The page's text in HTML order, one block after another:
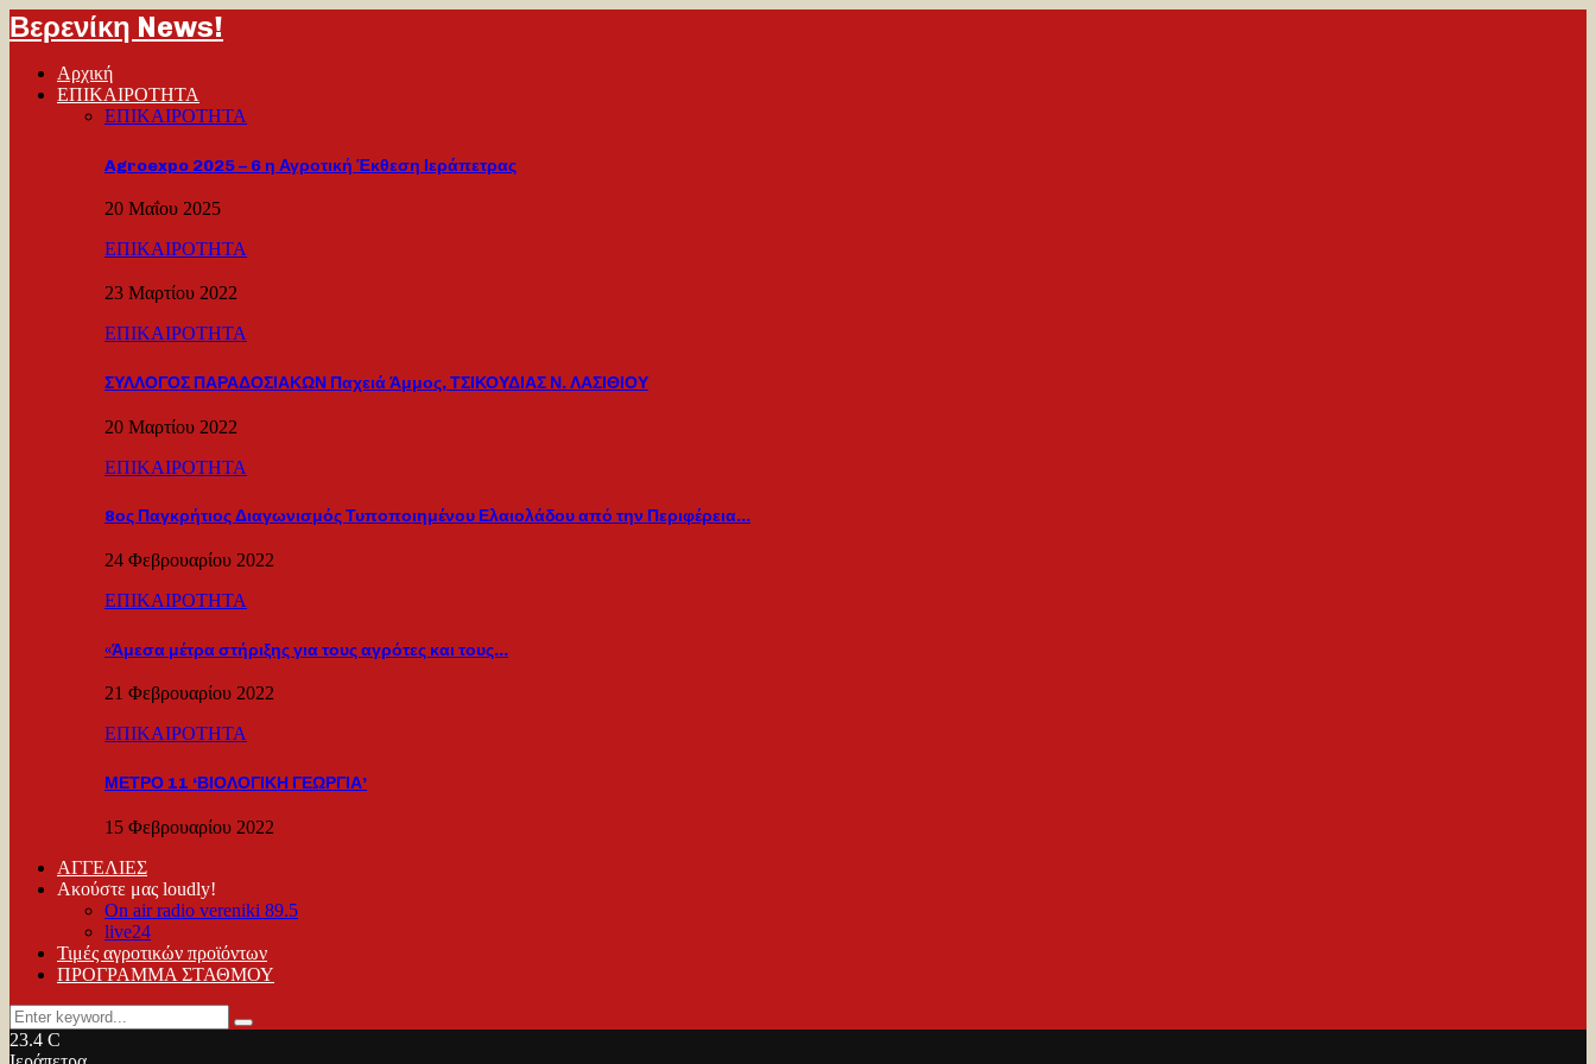
Βερενίκη News!
Αρχική
ΕΠΙΚΑΙΡΟΤΗΤΑ
ΕΠΙΚΑΙΡΟΤΗΤΑ
Agroexpo 2025 – 6 η Αγροτική Έκθεση Ιεράπετρας
20 Μαΐου 2025
ΕΠΙΚΑΙΡΟΤΗΤΑ
23 Μαρτίου 2022
ΕΠΙΚΑΙΡΟΤΗΤΑ
ΣΥΛΛΟΓΟΣ ΠΑΡΑΔΟΣΙΑΚΩΝ Παχειά Άμμος, ΤΣΙΚΟΥΔΙΑΣ Ν. ΛΑΣΙΘΙΟΥ
20 Μαρτίου 2022
ΕΠΙΚΑΙΡΟΤΗΤΑ
8ος Παγκρήτιος Διαγωνισμός Τυποποιημένου Ελαιολάδου από την Περιφέρεια…
24 Φεβρουαρίου 2022
ΕΠΙΚΑΙΡΟΤΗΤΑ
«Άμεσα μέτρα στήριξης για τους αγρότες και τους…
21 Φεβρουαρίου 2022
ΕΠΙΚΑΙΡΟΤΗΤΑ
ΜΕΤΡΟ 11 ‘ΒΙΟΛΟΓΙΚΗ ΓΕΩΡΓΙΑ’
15 Φεβρουαρίου 2022
ΑΓΓΕΛΙΕΣ
Ακούστε μας loudly!
On air radio vereniki 89.5
live24
Τιμές αγροτικών προϊόντων
ΠΡΟΓΡΑΜΜΑ ΣΤΑΘΜΟΥ
Search
for:
Search
23.4 C